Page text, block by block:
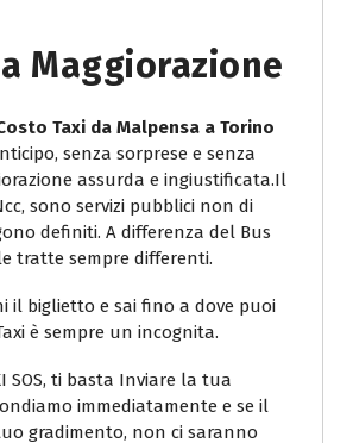
Maggiorazione
Taxi da Malpensa a Torino
senza sorprese e senza
assurda e ingiustificata.Il
sono servizi pubblici non di
definiti. A differenza del Bus
tratte sempre differenti.
il biglietto e sai fino a dove puoi
è sempre un incognita.
SOS, ti basta Inviare la tua
immediatamente e se il
gradimento, non ci saranno